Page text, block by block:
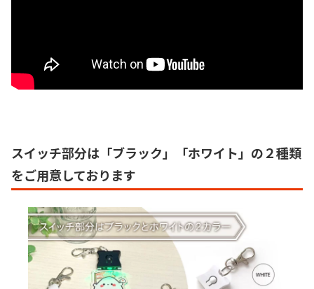
スイッチ部分は「ブラック」「ホワイト」の２種類
をご用意しております